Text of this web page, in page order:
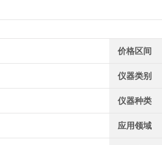
价格区间
仪器类别
仪器种类
应用领域